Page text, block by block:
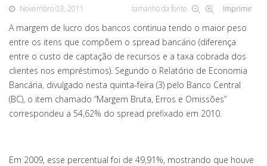
Novembro 03, 2011 tamanho da fonte Imprimir
A margem de lucro dos bancos continua tendo o maior peso
entre os itens que compõem o spread bancário (diferença
entre o custo de captação de recursos e a taxa cobrada dos
clientes nos empréstimos). Segundo o Relatório de Economia
Bancária, divulgado nesta quinta-feira (3) pelo Banco Central
(BC), o item chamado “Margem Bruta, Erros e Omissões”
correspondeu a 54,62% do spread prefixado em 2010.
Em 2009, esse percentual foi de 49,91%, mostrando que houve